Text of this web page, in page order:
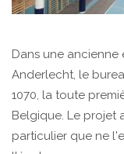
Dans une
Anderlecht, le
1070, la toute
Belgique. Le projet
particulier que ne